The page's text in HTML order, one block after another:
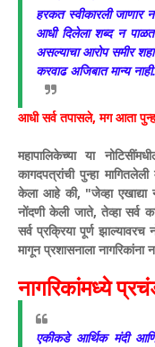
हरकत स्वीकारली जाणार
आधी दिलेला शब्द न
असल्याचा आरोप समीर
करवाढ अजिबात मान्य नाही.
​आधी सर्व तपासले, मग आता
​महापालिकेच्या या
कागदपत्रांची पुन्हा
केला आहे की, "जेव्हा एखाद्या
नोंदणी केली जाते, तेव्हा सर्व
सर्व प्रक्रिया पूर्ण
मागून प्रशासनाला
​नागरिकांमध्ये
​एकीकडे आर्थिक मंदी